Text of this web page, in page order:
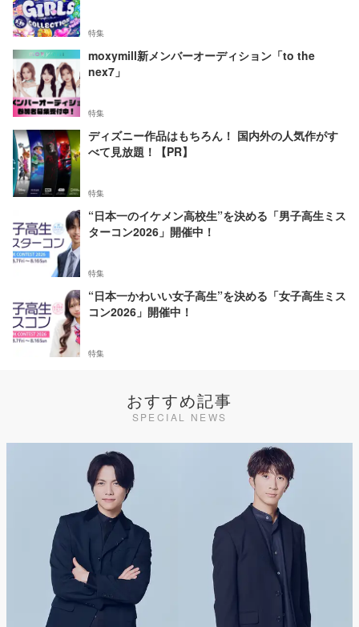
特集
moxymill新メンバーオーディション「to the
nex7」
特集
ディズニー作品はもちろん！ 国内外の人気作がす
べて見放題！【PR】
特集
“日本一のイケメン高校生”を決める「男子高生ミス
ターコン2026」開催中！
特集
“日本一かわいい女子高生”を決める「女子高生ミス
コン2026」開催中！
特集
おすすめ記事
SPECIAL NEWS